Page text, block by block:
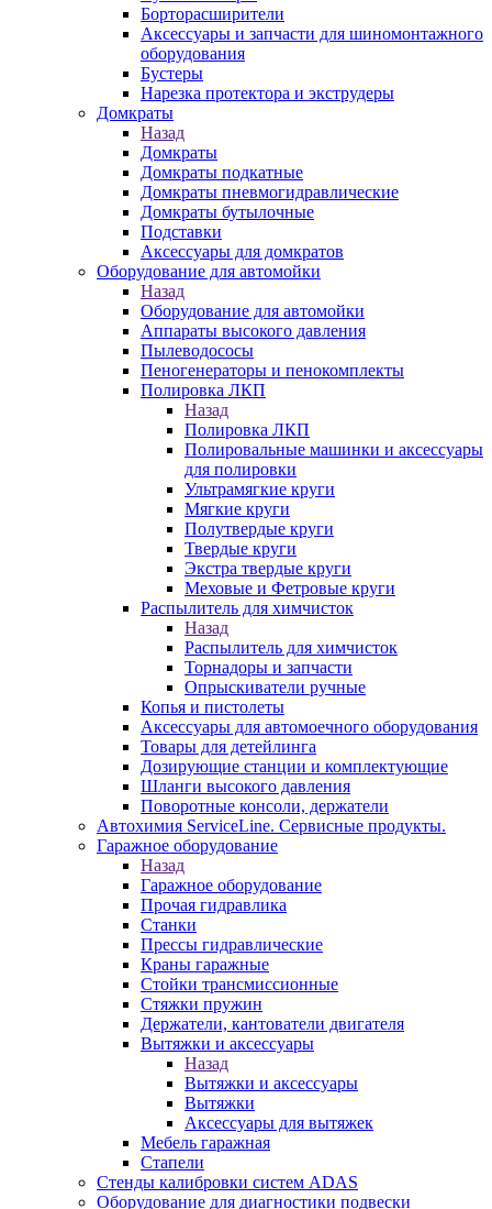
Борторасширители
Аксессуары и запчасти для шиномонтажного
оборудования
Бустеры
Нарезка протектора и экструдеры
Домкраты
Назад
Домкраты
Домкраты подкатные
Домкраты пневмогидравлические
Домкраты бутылочные
Подставки
Аксессуары для домкратов
Оборудование для автомойки
Назад
Оборудование для автомойки
Аппараты высокого давления
Пылеводососы
Пеногенераторы и пенокомплекты
Полировка ЛКП
Назад
Полировка ЛКП
Полировальные машинки и аксессуары
для полировки
Ультрамягкие круги
Мягкие круги
Полутвердые круги
Твердые круги
Экстра твердые круги
Меховые и Фетровые круги
Распылитель для химчисток
Назад
Распылитель для химчисток
Торнадоры и запчасти
Опрыскиватели ручные
Копья и пистолеты
Аксессуары для автомоечного оборудования
Товары для детейлинга
Дозирующие станции и комплектующие
Шланги высокого давления
Поворотные консоли, держатели
Автохимия ServiceLine. Сервисные продукты.
Гаражное оборудование
Назад
Гаражное оборудование
Прочая гидравлика
Станки
Прессы гидравлические
Краны гаражные
Стойки трансмиссионные
Стяжки пружин
Держатели, кантователи двигателя
Вытяжки и аксессуары
Назад
Вытяжки и аксессуары
Вытяжки
Аксессуары для вытяжек
Мебель гаражная
Стапели
Стенды калибровки систем ADAS
Оборудование для диагностики подвески